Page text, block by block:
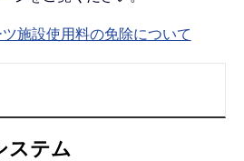
施設使用料の免除について
ステム